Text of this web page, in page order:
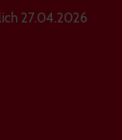
27.04.2026